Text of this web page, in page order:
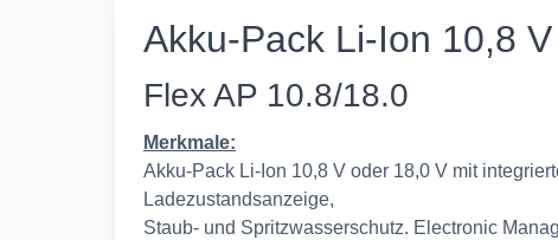
Akku-Pack Li-Ion 10,8
Flex AP 10.8/18.0
Merkmale:
Akku-Pack Li-Ion 10,8 V oder 18,0 V mit
Ladezustandsanzeige,
Staub- und Spritzwasserschutz. Electronic